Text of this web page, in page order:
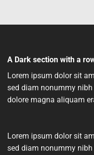
A Dark section with a
Lorem ipsum dolor sit
sed diam nonummy
dolore magna aliquam
Lorem ipsum dolor sit
sed diam nonummy